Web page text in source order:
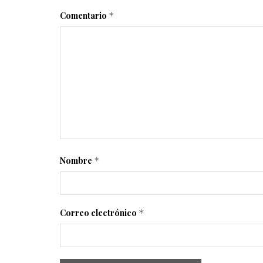
Comentario *
Nombre *
Correo electrónico *